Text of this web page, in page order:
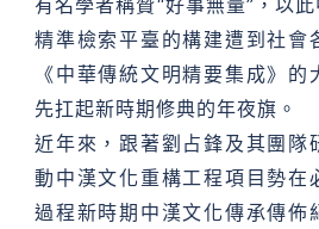
有名學者稱贊“好事無量”，以
精準檢索平臺的構建遭到社會
《中華傳統文明精要集成》
先扛起新時期修典的年夜旗。
近年來，跟著劉占鋒及其團隊
動中漢文化重構工程項目勢在
過程新時期中漢文化傳承傳佈